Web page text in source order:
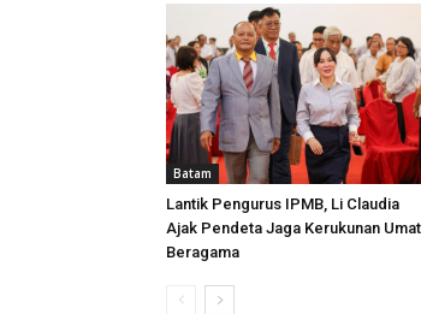
Batam
Lantik Pengurus IPMB, Li Claudia
Ajak Pendeta Jaga Kerukunan Umat
Beragama